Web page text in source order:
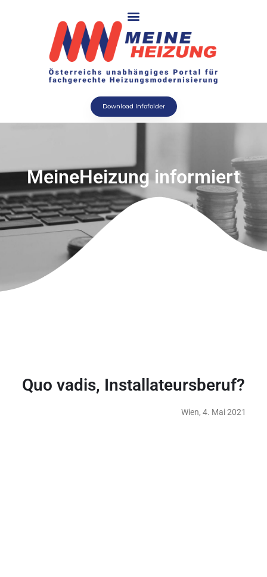
Download Infofolder
MeineHeizung informiert
Quo vadis, Installateursberuf?
Wien, 4. Mai 2021